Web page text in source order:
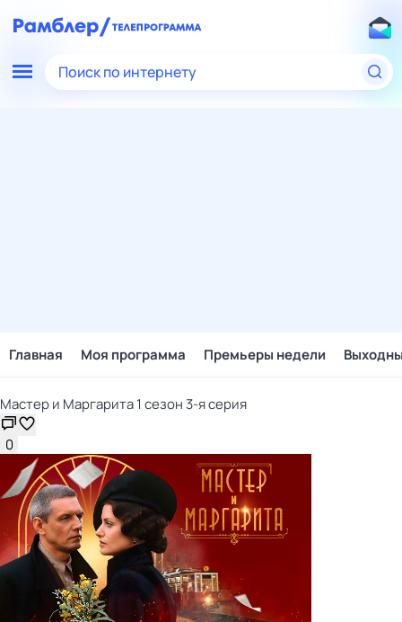
Поиск по интернету
Главная Моя программа Премьеры недели
Мастер и Маргарита 1 сезон 3-я серия
0